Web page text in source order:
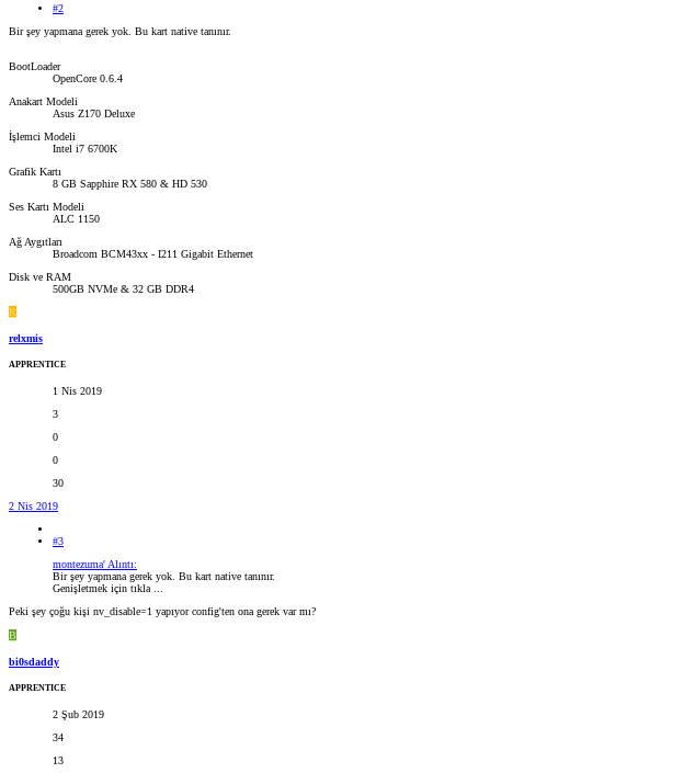
#2
Bir şey yapmana gerek yok. Bu kart native tanınır.
BootLoader
OpenCore 0.6.4
Anakart Modeli
Asus Z170 Deluxe
İşlemci Modeli
Intel i7 6700K
Grafik Kartı
8 GB Sapphire RX 580 & HD 530
Ses Kartı Modeli
ALC 1150
Ağ Aygıtları
Broadcom BCM43xx - I211 Gigabit Ethernet
Disk ve RAM
500GB NVMe & 32 GB DDR4
R
relxmis
APPRENTICE
1 Nis 2019
3
0
0
30
2 Nis 2019
#3
montezuma' Alıntı:
Bir şey yapmana gerek yok. Bu kart native tanınır.
Genişletmek için tıkla ...
Peki şey çoğu kişi nv_disable=1 yapıyor config'ten ona gerek var mı?
B
bi0sdaddy
APPRENTICE
2 Şub 2019
34
13